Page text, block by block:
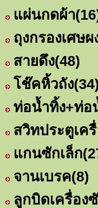
แผ่นกดผ้า
ถุงกรองเศษผ
สายดึง(48)
โช๊คหิ้วถัง
ท่อน้ำทิ้ง+ท่อ
สวิทประตูเค
แกนซักเล็ก
จานเบรค(8)
ลูกบิดเครื่อง